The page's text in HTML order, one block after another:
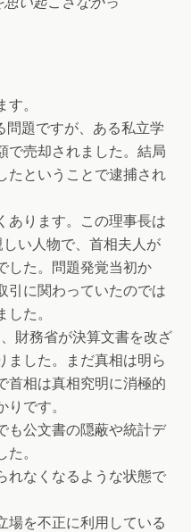
。
題ですが、ある私立学
で売却されました。結局
たということで逮捕され
ります。この理事長は
い人物で、首相夫人が
した。問題発覚当初か
引に関わっていたのでは
た。
財務省が決算文書を改ざ
ました。まだ真相は明ら
首相は真相究明に消極的
です。
公文書の隠蔽や統計デ
。
なくなるような状態で
を不正に利用している